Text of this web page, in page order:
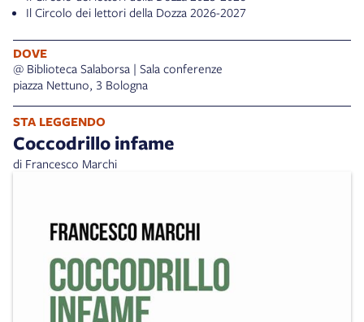
Il Circolo dei lettori della Dozza 2026-2027
DOVE
@ Biblioteca Salaborsa | Sala conferenze
piazza Nettuno, 3 Bologna
STA LEGGENDO
Coccodrillo infame
di Francesco Marchi